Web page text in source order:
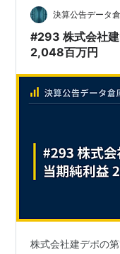
はコンクリートな
ための、プロ仕様
決算公告データ
#293 株式会社
2,048百万円
株式会社建デポの